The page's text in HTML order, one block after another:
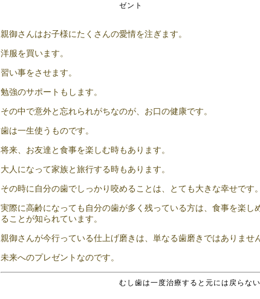
ゼント
親御さんはお子様にたくさんの愛情を注ぎます。
洋服を買います。
習い事をさせます。
勉強のサポートもします。
その中で意外と忘れられがちなのが、お口の健康です。
歯は一生使うものです。
将来、お友達と食事を楽しむ時もあります。
大人になって家族と旅行する時もあります。
その時に自分の歯でしっかり咬めることは、とても大きな幸せです。
実際に高齢になっても自分の歯が多く残っている方は、食事を楽し
ることが知られています。
親御さんが今行っている仕上げ磨きは、単なる歯磨きではありません
未来へのプレゼントなのです。
むし歯は一度治療すると元には戻らない